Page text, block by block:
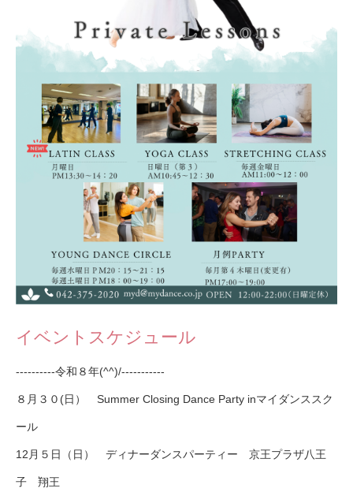
イベントスケジュール
----------令和８年(^^)/-----------
８月３０(日） Summer Closing Dance Party inマイダンススク
ール
12月５日（日） ディナーダンスパーティー 京王プラザ八王
子 翔王